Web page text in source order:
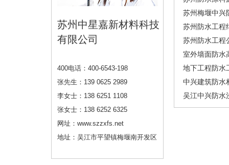
苏州中星嘉新材料科技
有限公司
400电话：400-6543-198
张先生：139 0625 2989
李女士：138 6251 1108
张女士：138 6252 6325
网址：www.szzxfs.net
地址：吴江市平望镇梅堰南开发区
苏州梅堰中兴
苏州防水工程
苏州防水工程
室外墙面防水
地下工程防水
中兴建筑防水
吴江中兴防水